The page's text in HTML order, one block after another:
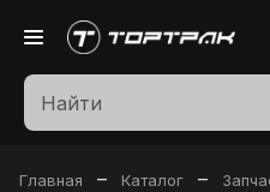
Главная – Каталог –